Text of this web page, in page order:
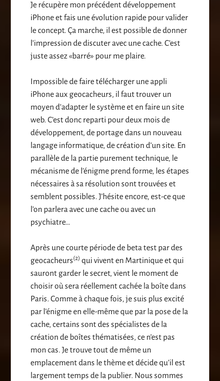
Je récupère mon précédent développement
iPhone et fais une évolution rapide pour valider
le concept. Ça marche, il est possible de donner
l’impression de discuter avec une cache. C’est
juste assez «barré» pour me plaire.
Impossible de faire télécharger une appli
iPhone aux geocacheurs, il faut trouver un
moyen d’adapter le système et en faire un site
web. C’est donc reparti pour deux mois de
développement, de portage dans un nouveau
langage informatique, de création d’un site. En
parallèle de la partie purement technique, le
mécanisme de l’énigme prend forme, les étapes
nécessaires à sa résolution sont trouvées et
semblent possibles. J’hésite encore, est-ce que
l’on parlera avec une cache ou avec un
psychiatre…
Après une courte période de beta test par des
geocacheurs(2) qui vivent en Martinique et qui
sauront garder le secret, vient le moment de
choisir où sera réellement cachée la boîte dans
Paris. Comme à chaque fois, je suis plus excité
par l’énigme en elle-même que par la pose de la
cache, certains sont des spécialistes de la
création de boîtes thématisées, ce n’est pas
mon cas. Je trouve tout de même un
emplacement dans le thème et décide qu’il est
largement temps de la publier. Nous sommes